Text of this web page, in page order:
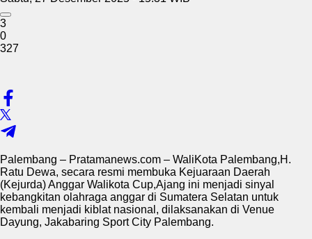
3
0
327
Palembang – Pratamanews.com – WaliKota Palembang,H.
Ratu Dewa, secara resmi membuka Kejuaraan Daerah
(Kejurda) Anggar Walikota Cup,Ajang ini menjadi sinyal
kebangkitan olahraga anggar di Sumatera Selatan untuk
kembali menjadi kiblat nasional, dilaksanakan di Venue
Dayung, Jakabaring Sport City Palembang.